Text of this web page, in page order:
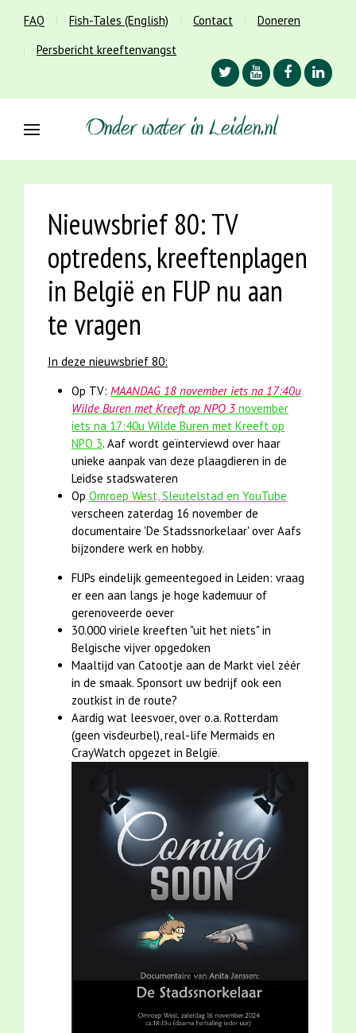
FAQ Fish-Tales (English) Contact
Doneren
Persbericht kreeftenvangst
Nieuwsbrief 80: TV
optredens, kreeftenplagen
in België en FUP nu aan
te vragen
In deze nieuwsbrief 80:
Op TV: MAANDAG 18 november iets na 17:40u
Wilde Buren met Kreeft op NPO 3 november
iets na 17:40u Wilde Buren met Kreeft op
NPO 3. Aaf wordt geïnterviewd over haar
unieke aanpak van deze plaagdieren in de
Leidse stadswateren
Op Omroep West, Sleutelstad en YouTube
verscheen zaterdag 16 november de
documentaire 'De Stadssnorkelaar' over Aafs
bijzondere werk en hobby.
FUPs eindelijk gemeentegoed in Leiden: vraag
er een aan langs je hoge kademuur of
gerenoveerde oever
30.000 viriele kreeften "uit het niets" in
Belgische vijver opgedoken
Maaltijd van Catootje aan de Markt viel zéér
in de smaak. Sponsort uw bedrijf ook een
zoutkist in de route?
Aardig wat leesvoer, over o.a. Rotterdam
(geen visdeurbel), real-life Mermaids en
CrayWatch opgezet in België.